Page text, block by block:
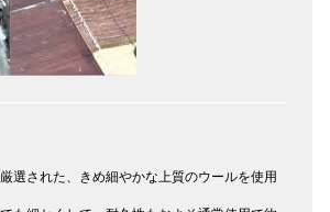
選された、きめ細やかな上質のウールを使用